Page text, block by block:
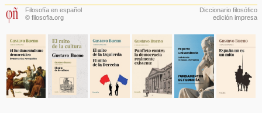
Filosofía en español
© filosofia.org
Diccionario filosófico
edición impresa